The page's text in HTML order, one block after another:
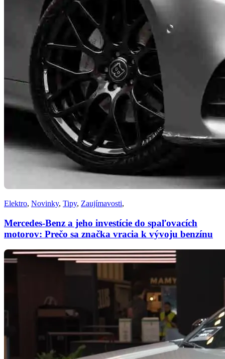
Elektro, Novinky, Tipy, Zaujímavosti,
Mercedes-Benz a jeho investície do spaľovacích
motorov: Prečo sa značka vracia k vývoju benzínu